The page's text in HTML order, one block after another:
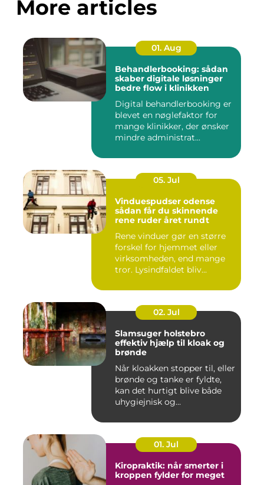
More articles
01. Aug
Behandlerbooking: sådan
skaber digitale løsninger
bedre flow i klinikken
Digital behandlerbooking er
blevet en nøglefaktor for
mange klinikker, der ønsker
mindre administrat...
05. Jul
Vinduespudser odense
sådan får du skinnende
rene ruder året rundt
Rene vinduer gør en større
forskel for hjemmet eller
virksomheden, end mange
tror. Lysindfaldet bliv...
02. Jul
Slamsuger holstebro
effektiv hjælp til kloak og
brønde
Når kloakken stopper til, eller
brønde og tanke er fyldte,
kan det hurtigt blive både
uhygiejnisk og...
01. Jul
Kiropraktik: når smerter i
kroppen fylder for meget